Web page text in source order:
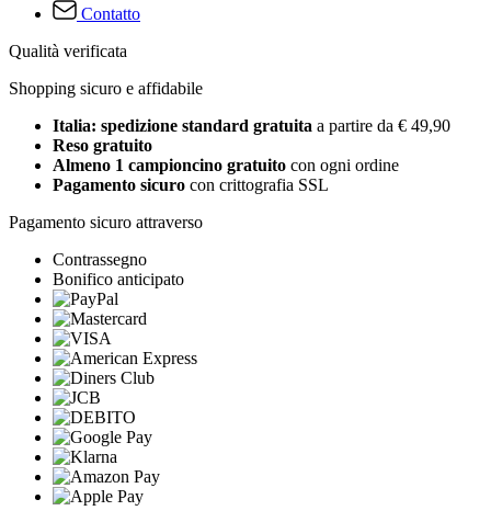
Contatto
Qualità verificata
Shopping sicuro e affidabile
Italia: spedizione standard gratuita a partire da € 49,90
Reso gratuito
Almeno 1 campioncino gratuito con ogni ordine
Pagamento sicuro con crittografia SSL
Pagamento sicuro attraverso
Contrassegno
Bonifico anticipato